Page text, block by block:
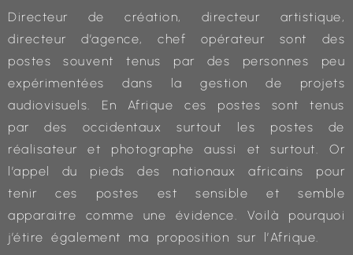
Directeur de création, directeur artistique,
directeur d’agence, chef opérateur sont des
postes souvent tenus par des personnes peu
expérimentées dans la gestion de projets
audiovisuels. En Afrique ces postes sont tenus
par des occidentaux surtout les postes de
réalisateur et photographe aussi et surtout. Or
l’appel du pieds des nationaux africains pour
tenir ces postes est sensible et semble
apparaitre comme une évidence. Voilà pourquoi
j’étire également ma proposition sur l’Afrique.